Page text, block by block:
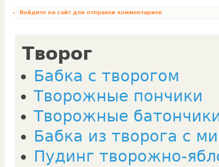
Войдите на сайтдля отправки комментариев
Творог
Бабка с творогом
Творожные пончики
Творожные
Бабка из творога с
Пудинг творожно-